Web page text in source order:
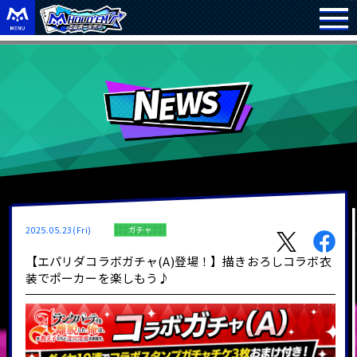
2025.05.23(Fri) ガチャ
【エパリダコラボガチャ(A)登場！】描きおろしコラボ衣
装でポーカーを楽しもう♪